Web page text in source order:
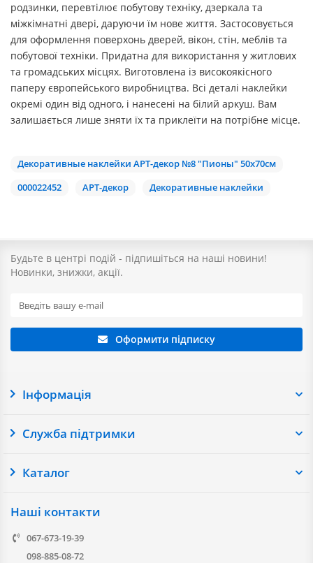
родзинки, перевтілює побутову техніку, дзеркала та
міжкімнатні двері, даруючи їм нове життя. Застосовується
для оформлення поверхонь дверей, вікон, стін, меблів та
побутової техніки. Придатна для використання у житлових
та громадських місцях. Виготовлена із високоякісного
паперу європейського виробництва. Всі деталі наклейки
окремі один від одного, і нанесені на білий аркуш. Вам
залишається лише зняти їх та приклеїти на потрібне місце.
Декоративные наклейки АРТ-декор №8 "Пионы" 50x70см
000022452
АРТ-декор Декоративные наклейки
Будьте в центрі подій - підпишіться на наші новини!
Новинки, знижки, акції.
Оформити підписку
Інформація
Служба підтримки
Каталог
Наші контакти
067-673-19-39
098-885-08-72